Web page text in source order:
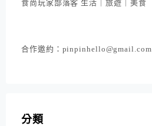
食尚玩家部落客 生活｜旅遊｜美食
合作邀約：pinpinhello@gmail.com
分類